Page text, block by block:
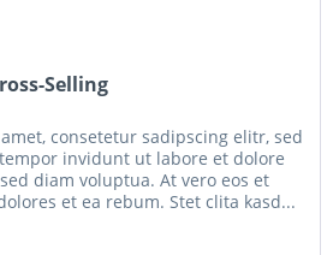
Selling
consetetur sadipscing elitr, sed
invidunt ut labore et dolore
diam voluptua. At vero eos et
et ea rebum. Stet clita kasd...